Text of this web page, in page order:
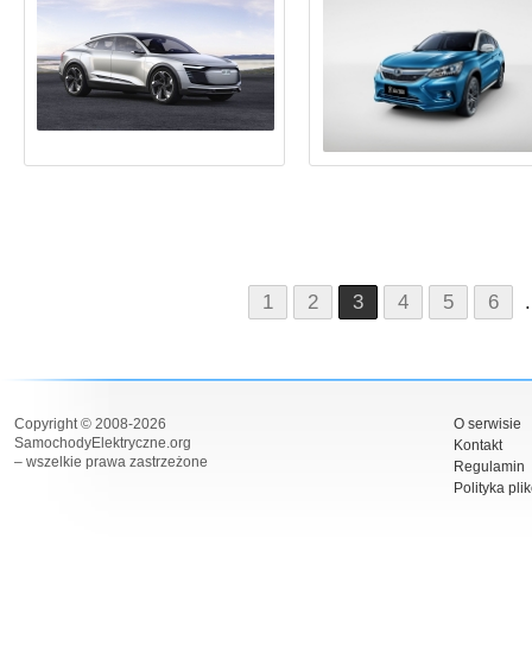
1 2 3 4 5 6
Copyright © 2008-2026
SamochodyElektryczne.org
– wszelkie prawa zastrzeżone
O serwisie
Kontakt
Regulamin
Polityka